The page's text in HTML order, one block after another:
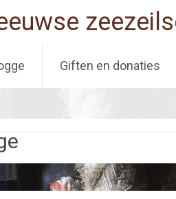
Giften en donaties